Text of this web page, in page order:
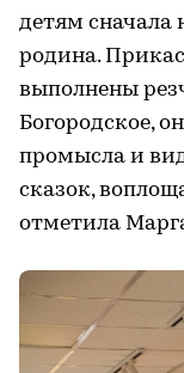
детям сначала
родина.
выполнены
Богородское,
промысла и
сказок,
отметила